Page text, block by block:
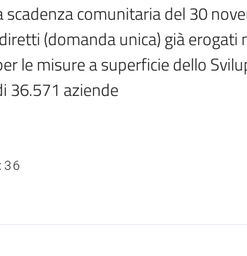
comunitaria del 30
(domanda unica) già erogati
le misure a superficie dello
36.571 aziende